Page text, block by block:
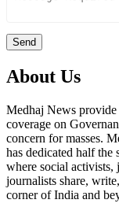
Send
About Us
Medhaj News provide
coverage on
concern for masses.
has dedicated half
where social activists,
journalists share,
corner of India and